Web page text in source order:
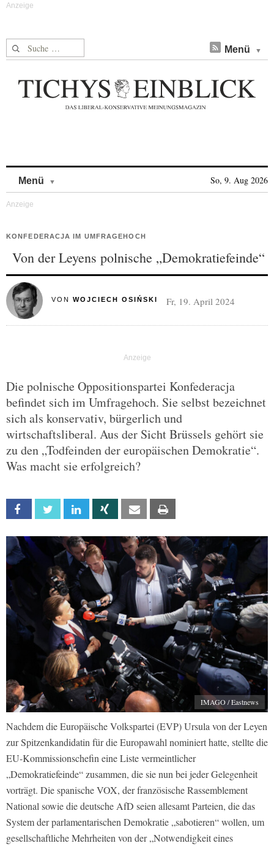
Suche nach: Menü
Menü So, 9. Aug 2026
KONFEDERACJA IM UMFRAGEHOCH
Von der Leyens polnische „Demokratiefeinde“
VON WOJCIECH OSIŃSKI Fr, 19. April 2024
Die polnische Oppositionspartei Konfederacja
befindet sich im Umfragehoch. Sie selbst bezeichnet
sich als konservativ, bürgerlich und
wirtschaftsliberal. Aus der Sicht Brüssels gehört sie
zu den „Todfeinden der europäischen Demokratie“.
Was macht sie erfolgreich?
Facebook Twitter Linkedin Xing Email
IMAGO / Eastnews
Nachdem die Europäische Volkspartei (EVP) Ursula von der Leyen
zur Spitzenkandidatin für die Europawahl nominiert hatte, stellte die
EU-Kommissionschefin eine Liste vermeintlicher
„Demokratiefeinde“ zusammen, die sie nun bei jeder Gelegenheit
vorträgt. Die spanische VOX, der französische Rassemblement
National sowie die deutsche AfD seien allesamt Parteien, die das
System der parlamentarischen Demokratie „sabotieren“ wollen, um
gesellschaftliche Mehrheiten von der „Notwendigkeit eines